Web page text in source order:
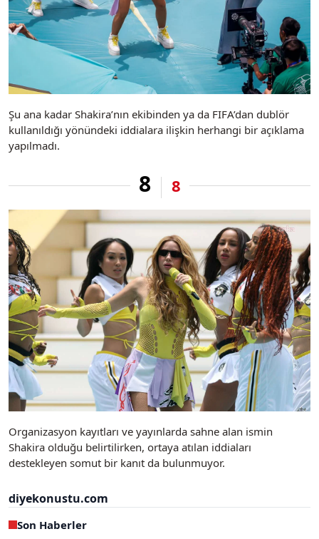
Şu ana kadar Shakira’nın ekibinden ya da FIFA’dan dublör
kullanıldığı yönündeki iddialara ilişkin herhangi bir açıklama
yapılmadı.
8 8
Organizasyon kayıtları ve yayınlarda sahne alan ismin
Shakira olduğu belirtilirken, ortaya atılan iddiaları
destekleyen somut bir kanıt da bulunmuyor.
diyekonustu.com
Son Haberler